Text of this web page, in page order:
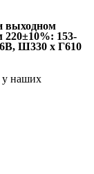
выходном
220±10%: 153-
Ш330 x Г610
у наших